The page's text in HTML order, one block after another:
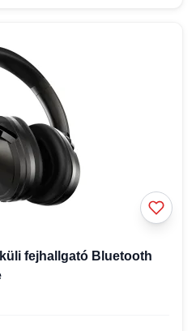
fejhallgató Bluetooth